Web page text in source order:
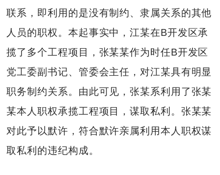
联系，即利用的是没有制约、隶属关系的其他
人员的职权。本起事实中，江某在B开发区承
揽了多个工程项目，张某某作为时任B开发区
党工委副书记、管委会主任，对江某具有明显
职务制约关系。由此可见，张某系利用了张某
某本人职权承揽工程项目，谋取私利。张某某
对此予以默许，符合默许亲属利用本人职权谋
取私利的违纪构成。